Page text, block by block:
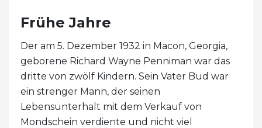
Frühe Jahre
Der am 5. Dezember 1932 in Macon, Georgia,
geborene Richard Wayne Penniman war das
dritte von zwölf Kindern. Sein Vater Bud war
ein strenger Mann, der seinen
Lebensunterhalt mit dem Verkauf von
Mondschein verdiente und nicht viel